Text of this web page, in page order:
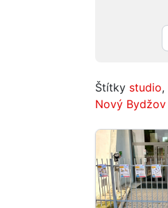
Štítky studio,
Nový Bydžov